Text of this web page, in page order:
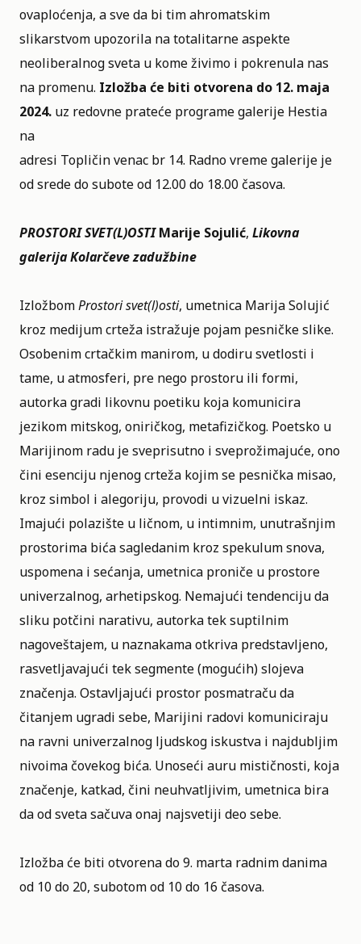
ovaploćenja, a sve da bi tim ahromatskim
slikarstvom upozorila na totalitarne aspekte
neoliberalnog sveta u kome živimo i pokrenula nas
na promenu. Izložba će biti otvorena do 12. maja
2024. uz redovne prateće programe galerije Hestia
na
adresi Topličin venac br 14. Radno vreme galerije je
od srede do subote od 12.00 do 18.00 časova.
PROSTORI SVET(L)OSTI Marijе Sojulić, Likovna
galerija Kolarčeve zadužbine
IzložbomProstori svet(l)osti, umetnica Marija Solujić
kroz medijum crteža istražuje pojam pesničke slike.
Osobenim crtačkim manirom, u dodiru svetlosti i
tame, u atmosferi, pre nego prostoru ili formi,
autorka gradi likovnu poetiku koja komunicira
jezikom mitskog, oniričkog, metafizičkog. Poetsko u
Marijinom radu je sveprisutno i sveprožimajuće, ono
čini esenciju njenog crteža kojim se pesnička misao,
kroz simbol i alegoriju, provodi u vizuelni iskaz.
Imajući polazište u ličnom, u intimnim, unutrašnjim
prostorima bića sagledanim kroz spekulum snova,
uspomena i sećanja, umetnica proniče u prostore
univerzalnog, arhetipskog. Nemajući tendenciju da
sliku potčini narativu, autorka tek suptilnim
nagoveštajem, u naznakama otkriva predstavljeno,
rasvetljavajući tek segmente (mogućih) slojeva
značenja. Ostavljajući prostor posmatraču da
čitanjem ugradi sebe, Marijini radovi komuniciraju
na ravni univerzalnog ljudskog iskustva i najdubljim
nivoima čovekog bića. Unoseći auru mističnosti, koja
značenje, katkad, čini neuhvatljivim, umetnica bira
da od sveta sačuva onaj najsvetiji deo sebe.
Izložba će biti otvorena do 9. marta radnim danima
od 10 do 20, subotom od 10 do 16 časova.